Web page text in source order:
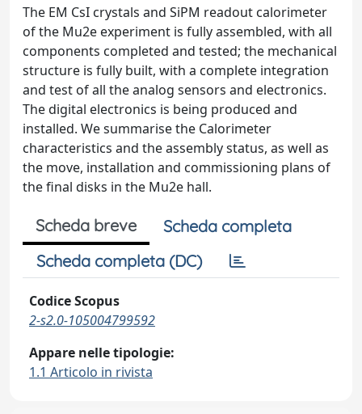
The EM CsI crystals and SiPM readout calorimeter
of the Mu2e experiment is fully assembled, with all
components completed and tested; the mechanical
structure is fully built, with a complete integration
and test of all the analog sensors and electronics.
The digital electronics is being produced and
installed. We summarise the Calorimeter
characteristics and the assembly status, as well as
the move, installation and commissioning plans of
the final disks in the Mu2e hall.
Scheda breve
Scheda completa
Scheda completa (DC)
Codice Scopus
2-s2.0-105004799592
Appare nelle tipologie:
1.1 Articolo in rivista